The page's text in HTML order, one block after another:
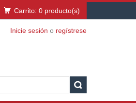
Carrito: 0 producto(s)
Inicie sesión o regístrese